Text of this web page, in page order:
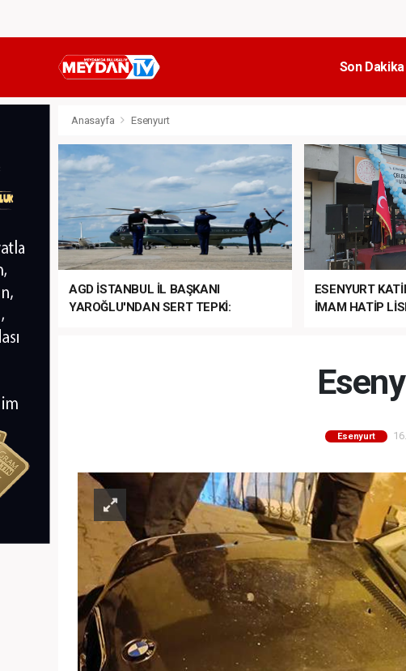
Son Dakika
Anasayfa Esenyurt
AGD İSTANBUL İL BAŞKANI
YAROĞLU'NDAN SERT TEPKİ:
ESENYURT
İMAM HATİP
Esenyurt